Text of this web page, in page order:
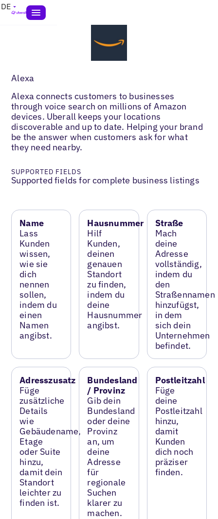
DE
Alexa
Alexa connects customers to businesses
through voice search on millions of Amazon
devices. Uberall keeps your locations
discoverable and up to date. Helping your brand
be the answer when customers ask for what
they need nearby.
SUPPORTED FIELDS
Supported fields for complete business listings
Name
Lass
Kunden
wissen,
wie sie
dich
nennen
sollen,
indem du
einen
Namen
angibst.
Hausnummer
Hilf
Kunden,
deinen
genauen
Standort
zu finden,
indem du
deine
Hausnummer
angibst.
Straße
Mach
deine
Adresse
vollständig,
indem du
den
Straßennamen
hinzufügst,
in dem
sich dein
Unternehmen
befindet.
Adresszusatz
Füge
zusätzliche
Details
wie
Gebäudename,
Etage
oder Suite
hinzu,
damit dein
Standort
leichter zu
finden ist.
Bundesland
/ Provinz
Gib dein
Bundesland
oder deine
Provinz
an, um
deine
Adresse
für
regionale
Suchen
klarer zu
machen.
Postleitzahl
Füge
deine
Postleitzahl
hinzu,
damit
Kunden
dich noch
präziser
finden.